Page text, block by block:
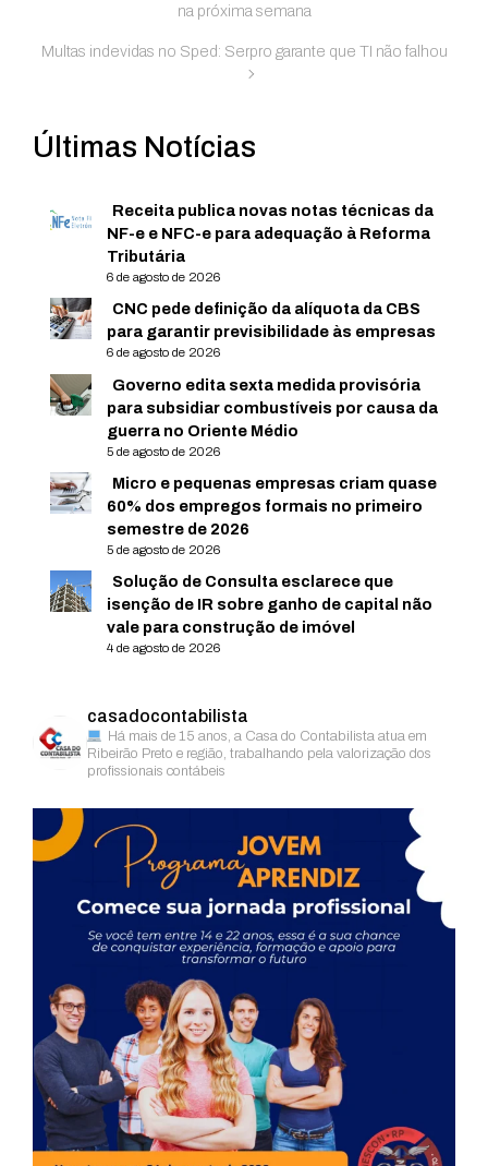
na próxima semana
Multas indevidas no Sped: Serpro garante que TI não falhou
Últimas Notícias
Receita publica novas notas técnicas da
NF-e e NFC-e para adequação à Reforma
Tributária
6 de agosto de 2026
CNC pede definição da alíquota da CBS
para garantir previsibilidade às empresas
6 de agosto de 2026
Governo edita sexta medida provisória
para subsidiar combustíveis por causa da
guerra no Oriente Médio
5 de agosto de 2026
Micro e pequenas empresas criam quase
60% dos empregos formais no primeiro
semestre de 2026
5 de agosto de 2026
Solução de Consulta esclarece que
isenção de IR sobre ganho de capital não
vale para construção de imóvel
4 de agosto de 2026
casadocontabilista
Há mais de 15 anos, a Casa do Contabilista atua em
Ribeirão Preto e região, trabalhando pela valorização dos
profissionais contábeis